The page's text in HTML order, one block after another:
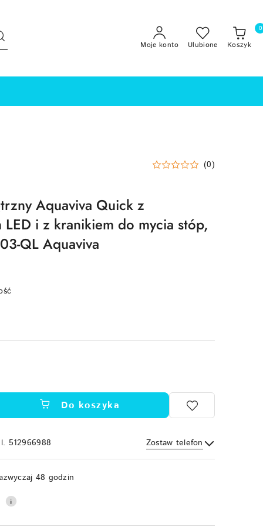
Moje konto Ulubione Koszyk
0
(0)
Aquaviva Quick z
i z kranikiem do mycia stóp,
QL Aquaviva
Do koszyka
512966988 Zostaw telefon
Wyślij
48 godzin